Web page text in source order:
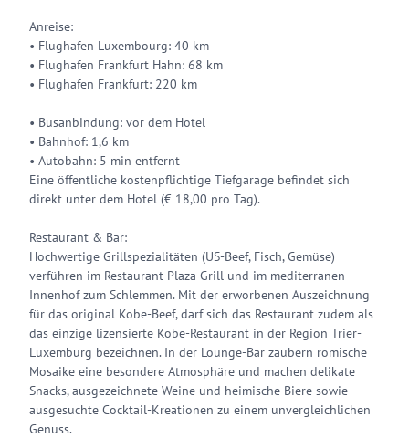
Anreise:
• Flughafen Luxembourg: 40 km
• Flughafen Frankfurt Hahn: 68 km
• Flughafen Frankfurt: 220 km
• Busanbindung: vor dem Hotel
• Bahnhof: 1,6 km
• Autobahn: 5 min entfernt
Eine öffentliche kostenpflichtige Tiefgarage befindet sich
direkt unter dem Hotel (€ 18,00 pro Tag).
Restaurant & Bar:
Hochwertige Grillspezialitäten (US-Beef, Fisch, Gemüse)
verführen im Restaurant Plaza Grill und im mediterranen
Innenhof zum Schlemmen. Mit der erworbenen Auszeichnung
für das original Kobe-Beef, darf sich das Restaurant zudem als
das einzige lizensierte Kobe-Restaurant in der Region Trier-
Luxemburg bezeichnen. In der Lounge-Bar zaubern römische
Mosaike eine besondere Atmosphäre und machen delikate
Snacks, ausgezeichnete Weine und heimische Biere sowie
ausgesuchte Cocktail-Kreationen zu einem unvergleichlichen
Genuss.